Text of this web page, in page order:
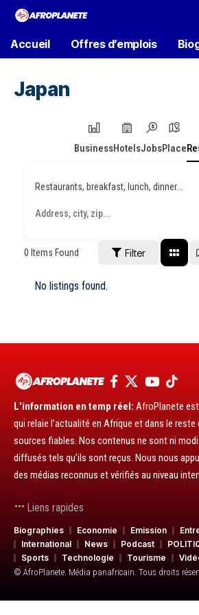
Accueil Offres d’emplois
Japan
BusinessHotelsJobsPlace
Restaurants, breakfast, lunch, dinner...
0 Items Found Filter
No listings found.
L'information en temp réel: AfroPlanete
qui relaie l’actualité en Afrique et dans le reste
sources fiables. Nos contenus ne sont ni
diffusés tels qu’ils sont reçus. Nous nous
des médias reconnus et vérifiés au niveau
Liens rapides
Biographies Economie Emission
International
News Podcast
Sports
Technologie Tourisme
© AfroPlanete. Média panafricain. Tous droits